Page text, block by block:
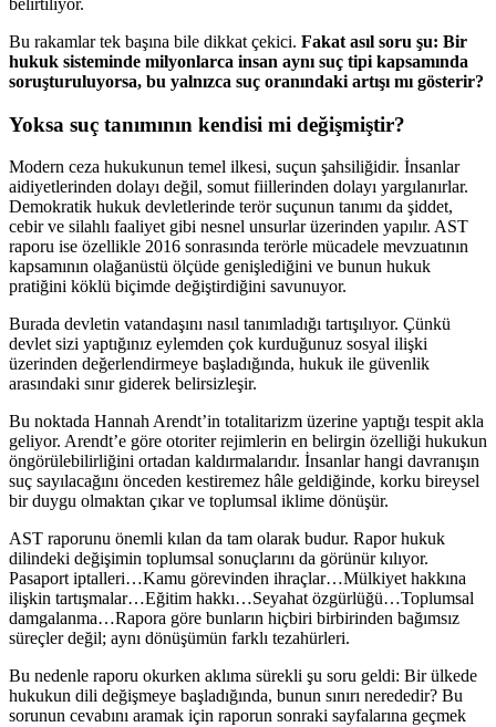
belirtiliyor.
Bu rakamlar tek başına bile dikkat çekici. Fakat asıl soru şu: Bir
hukuk sisteminde milyonlarca insan aynı suç tipi kapsamında
soruşturuluyorsa, bu yalnızca suç oranındaki artışı mı gösterir?
Yoksa suç tanımının kendisi mi değişmiştir?
Modern ceza hukukunun temel ilkesi, suçun şahsiliğidir. İnsanlar
aidiyetlerinden dolayı değil, somut fiillerinden dolayı yargılanırlar.
Demokratik hukuk devletlerinde terör suçunun tanımı da şiddet,
cebir ve silahlı faaliyet gibi nesnel unsurlar üzerinden yapılır. AST
raporu ise özellikle 2016 sonrasında terörle mücadele mevzuatının
kapsamının olağanüstü ölçüde genişlediğini ve bunun hukuk
pratiğini köklü biçimde değiştirdiğini savunuyor.
Burada devletin vatandaşını nasıl tanımladığı tartışılıyor. Çünkü
devlet sizi yaptığınız eylemden çok kurduğunuz sosyal ilişki
üzerinden değerlendirmeye başladığında, hukuk ile güvenlik
arasındaki sınır giderek belirsizleşir.
Bu noktada Hannah Arendt’in totalitarizm üzerine yaptığı tespit akla
geliyor. Arendt’e göre otoriter rejimlerin en belirgin özelliği hukukun
öngörülebilirliğini ortadan kaldırmalarıdır. İnsanlar hangi davranışın
suç sayılacağını önceden kestiremez hâle geldiğinde, korku bireysel
bir duygu olmaktan çıkar ve toplumsal iklime dönüşür.
AST raporunu önemli kılan da tam olarak budur. Rapor hukuk
dilindeki değişimin toplumsal sonuçlarını da görünür kılıyor.
Pasaport iptalleri…Kamu görevinden ihraçlar…Mülkiyet hakkına
ilişkin tartışmalar…Eğitim hakkı…Seyahat özgürlüğü…Toplumsal
damgalanma…Rapora göre bunların hiçbiri birbirinden bağımsız
süreçler değil; aynı dönüşümün farklı tezahürleri.
Bu nedenle raporu okurken aklıma sürekli şu soru geldi: Bir ülkede
hukukun dili değişmeye başladığında, bunun sınırı nerededir? Bu
sorunun cevabını aramak için raporun sonraki sayfalarına geçmek